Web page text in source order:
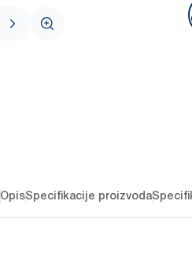
OpisSpecifikacije proizvoda